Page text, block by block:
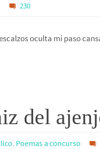
230
oculta mi paso
del
, Poemas a concurso